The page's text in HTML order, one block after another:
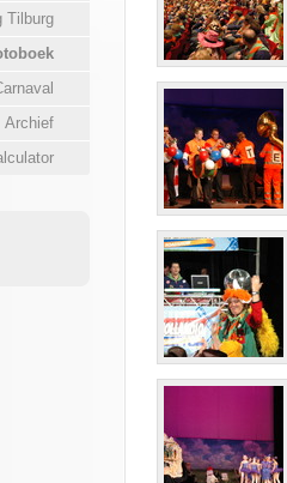
Tilburg
Archief